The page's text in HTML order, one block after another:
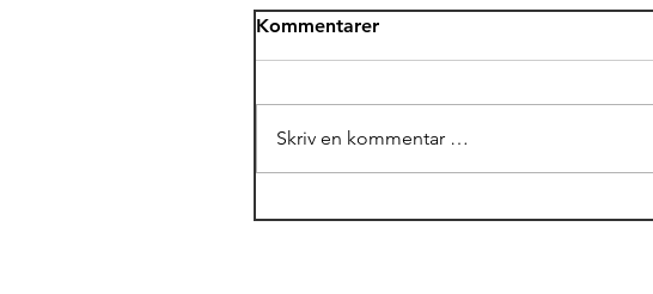
Kommentarer
Skriv en kommentar …